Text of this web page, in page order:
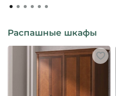
Распашные шкафы